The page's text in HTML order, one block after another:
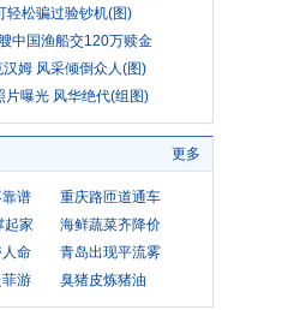
轻松骗过验钞机(图)
中国渔船交120万赎金
姆 风采倾倒众人(图)
曝光 风华绝代(组图)
更多
谱
重庆路匝道通车
起家
海鲜蔬菜齐降价
命
青岛出现平流雾
游 臭猪皮炼猪油